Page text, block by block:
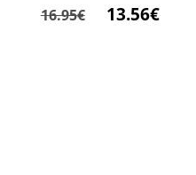
16.95€
El13.56€El